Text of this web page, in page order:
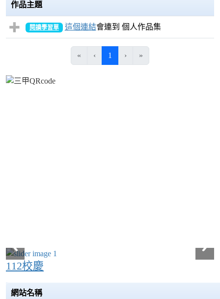
作品主題
閱讀學習單 這個連結會連到 個人作品集
« ‹ 1 (目前頁次)
› »
112校慶
網站名稱